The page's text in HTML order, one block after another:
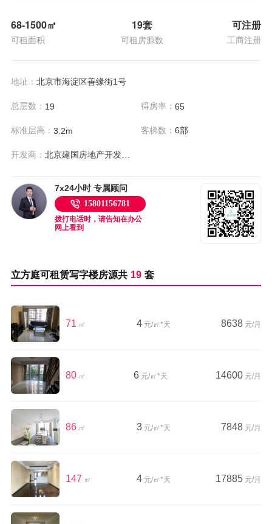
68-1500㎡
可租面积
19套
可租房源数
可注册
工商注册
地址： 北京市海淀区善缘街1号
总层数： 19 得房率：65
标准层高： 3.2m 客梯数：6部
开发商： 北京建国房地产开发有限公司
7x24小时 专属顾问
15801156781
拨打电话时，请告知在办公
网上看到
立方庭可租赁写字楼房源共 19 套
71 ㎡ 4 元/㎡*天 8638 元/月
80 ㎡ 6 元/㎡*天 14600 元/月
86 ㎡ 3 元/㎡*天 7848 元/月
147 ㎡ 4 元/㎡*天 17885 元/月